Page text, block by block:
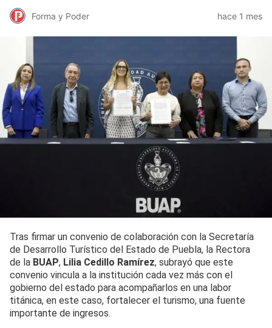
Forma y Poder hace 1 mes
Tras firmar un convenio de colaboración con la Secretaría
de Desarrollo Turístico del Estado de Puebla, la Rectora
de la BUAP, Lilia Cedillo Ramírez, subrayó que este
convenio vincula a la institución cada vez más con el
gobierno del estado para acompañarlos en una labor
titánica, en este caso, fortalecer el turismo, una fuente
importante de ingresos.